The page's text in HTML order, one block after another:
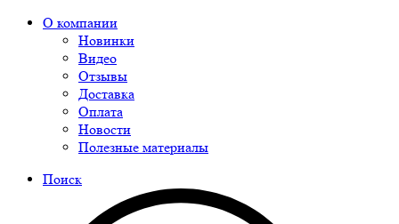
О компании
Новинки
Видео
Отзывы
Доставка
Оплата
Новости
Полезные материалы
Поиск